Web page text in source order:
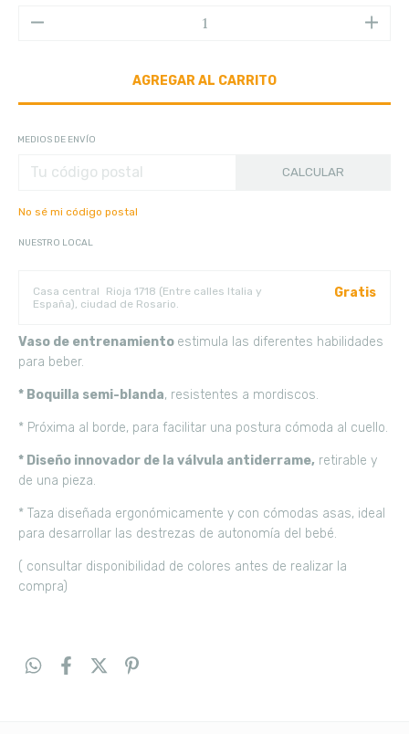
MEDIOS DE ENVÍO
CALCULAR
No sé mi código postal
NUESTRO LOCAL
Casa central
Rioja 1718 (Entre calles Italia y
España), ciudad de Rosario.
Gratis
Vaso de entrenamiento estimula las diferentes habilidades
para beber.
* Boquilla semi-blanda, resistentes a mordiscos.
* Próxima al borde, para facilitar una postura cómoda al cuello.
* Diseño innovador de la válvula antiderrame, retirable y
de una pieza.
* Taza diseñada ergonómicamente y con cómodas asas, ideal
para desarrollar las destrezas de autonomía del bebé.
( consultar disponibilidad de colores antes de realizar la
compra)